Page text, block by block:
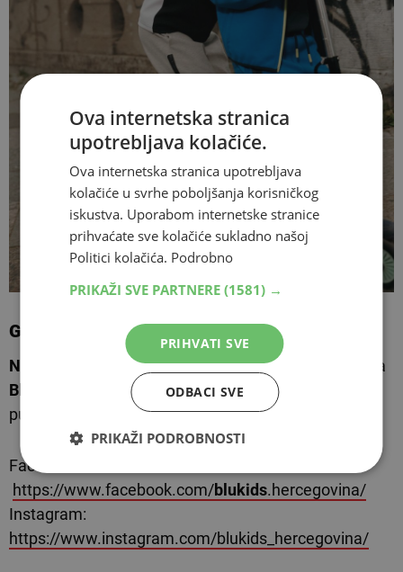
Gdje pronaći Blukids?
Nova kolekcija
jesen/zima dostupna je u trgovinama
Blukids
Međugorje, Mostari Široki Brijeg kao i online
putem našeg
webshopa:www.modaitaliana.ba
Facebook:
https://www.facebook.com/blukids.hercegovina/
Instagram:
https://www.instagram.com/blukids_hercegovina/
Ova internetska stranica
upotrebljava kolačiće.
Ova internetska stranica upotrebljava
kolačiće u svrhe poboljšanja korisničkog
iskustva. Uporabom internetske stranice
prihvaćate sve kolačiće sukladno našoj
Politici kolačića. Podrobno
PRIKAŽI SVE PARTNERE (1581) →
PRIHVATI SVE
ODBACI SVE
PRIKAŽI PODROBNOSTI